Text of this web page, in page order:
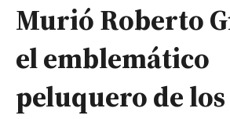
Murió Roberto
el emblemático
peluquero de